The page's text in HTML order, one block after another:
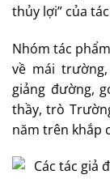
thủy lợi” của
Nhóm tác
về mái
giảng đường,
thầy, trò
năm trên khắp